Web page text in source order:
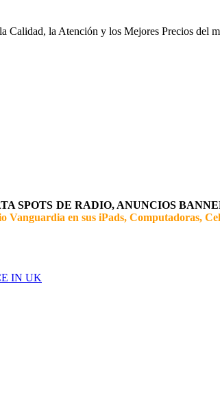
Calidad, la Atención y los Mejores Precios del
SPOTS DE RADIO, ANUNCIOS
Vanguardia en sus iPads, Computadoras,